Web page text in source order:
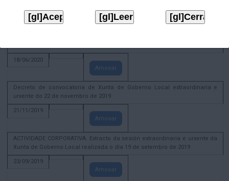
08/07/2020
Amosar
18/06/2020
Amosar
Decreto de convocatoria de Xunta de Goberno Local extraordinaria e
urxente do 22 de novembro de 2019
21/11/2019
Amosar
ACTIVIDADE CORPORATIVA. Extracto da sesión extraordinaria e urxente da
Xunta de Goberno Local realizada o día 19 de setembro de 2019
23/09/2019
Amosar